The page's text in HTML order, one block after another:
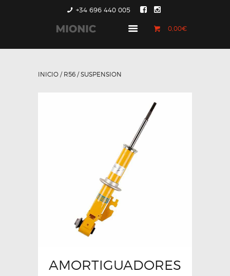
+34 696 440 005
0,00€
GENERACIÓN 1
INICIO / R56 / SUSPENSION
AMORTIGUADORES